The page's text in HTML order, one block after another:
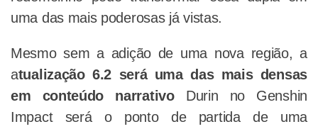
uma das mais poderosas já vistas.
Mesmo sem a adição de uma nova região, a
atualização 6.2 será uma das mais densas
em conteúdo narrativoDurin no Genshin
Impact será o ponto de partida de uma